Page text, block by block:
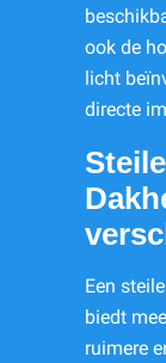
ook de
licht
directe
Een
biedt
ruimere